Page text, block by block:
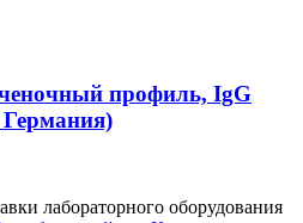
профиль, IgG
лабораторного оборудования